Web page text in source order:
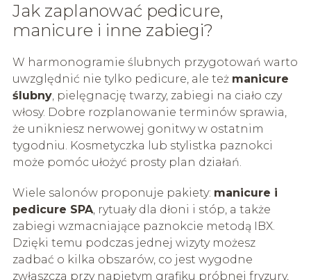
Jak zaplanować pedicure,
manicure i inne zabiegi?
W harmonogramie ślubnych przygotowań warto
uwzględnić nie tylko pedicure, ale też manicure
ślubny, pielęgnację twarzy, zabiegi na ciało czy
włosy. Dobre rozplanowanie terminów sprawia,
że unikniesz nerwowej gonitwy w ostatnim
tygodniu. Kosmetyczka lub stylistka paznokci
może pomóc ułożyć prosty plan działań.
Wiele salonów proponuje pakiety: manicure i
pedicure SPA, rytuały dla dłoni i stóp, a także
zabiegi wzmacniające paznokcie metodą IBX.
Dzięki temu podczas jednej wizyty możesz
zadbać o kilka obszarów, co jest wygodne
zwłaszcza przy napiętym grafiku próbnej fryzury,